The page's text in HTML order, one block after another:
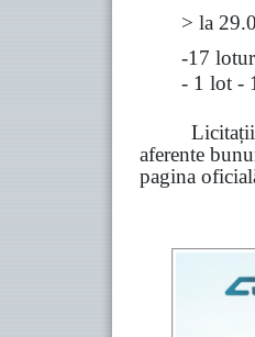
> la
-17
- 1 lot -
aferente
pagina